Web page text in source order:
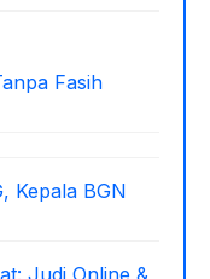
Fasih
Kepala BGN
Judi Online &